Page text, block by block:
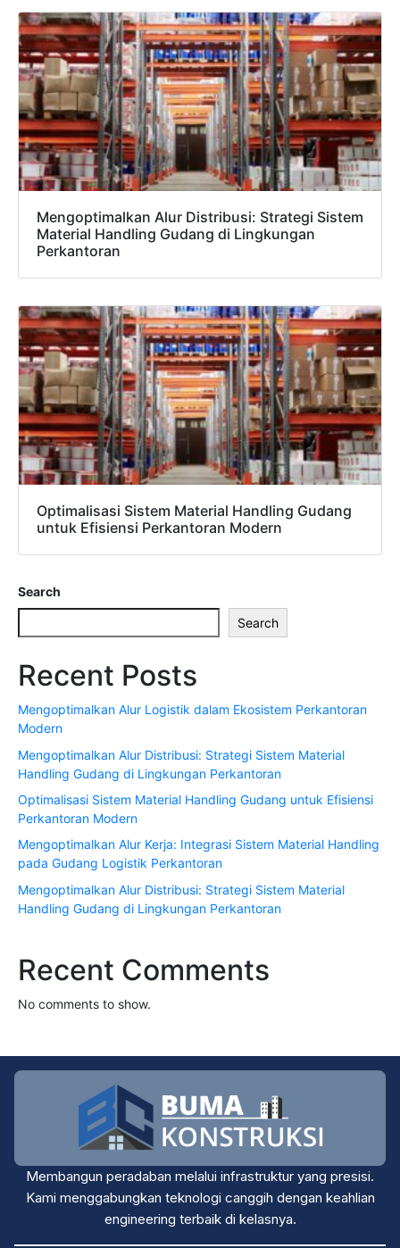
Mengoptimalkan Alur Distribusi: Strategi Sistem
Material Handling Gudang di Lingkungan
Perkantoran
Optimalisasi Sistem Material Handling Gudang
untuk Efisiensi Perkantoran Modern
Search
Search
Recent Posts
Mengoptimalkan Alur Logistik dalam Ekosistem Perkantoran
Modern
Mengoptimalkan Alur Distribusi: Strategi Sistem Material
Handling Gudang di Lingkungan Perkantoran
Optimalisasi Sistem Material Handling Gudang untuk Efisiensi
Perkantoran Modern
Mengoptimalkan Alur Kerja: Integrasi Sistem Material Handling
pada Gudang Logistik Perkantoran
Mengoptimalkan Alur Distribusi: Strategi Sistem Material
Handling Gudang di Lingkungan Perkantoran
Recent Comments
No comments to show.
Membangun peradaban melalui infrastruktur yang presisi.
Kami menggabungkan teknologi canggih dengan keahlian
engineering terbaik di kelasnya.